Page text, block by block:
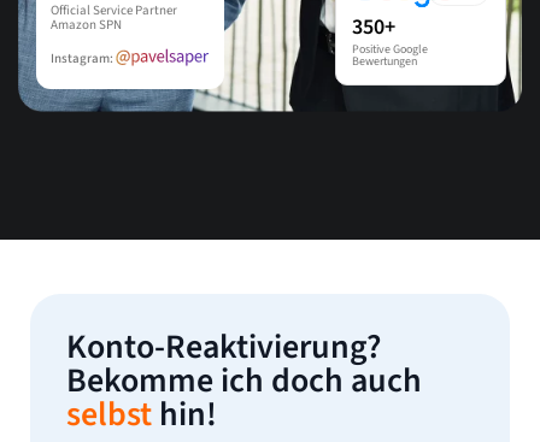
Official Service Partner
Amazon SPN
Instagram:
350+
Positive Google
Bewertungen
Konto-Reaktivierung?
Bekomme ich doch auch
selbst hin!